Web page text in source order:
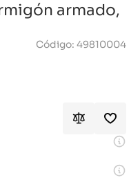
armado,
Código: 49810004